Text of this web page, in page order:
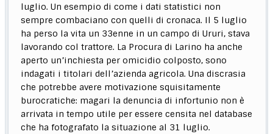
luglio. Un esempio di come i dati statistici non
sempre combaciano con quelli di cronaca. Il 5 luglio
ha perso la vita un 33enne in un campo di Ururi, stava
lavorando col trattore. La Procura di Larino ha anche
aperto un’inchiesta per omicidio colposto, sono
indagati i titolari dell’azienda agricola. Una discrasia
che potrebbe avere motivazione squisitamente
burocratiche: magari la denuncia di infortunio non è
arrivata in tempo utile per essere censita nel database
che ha fotografato la situazione al 31 luglio.